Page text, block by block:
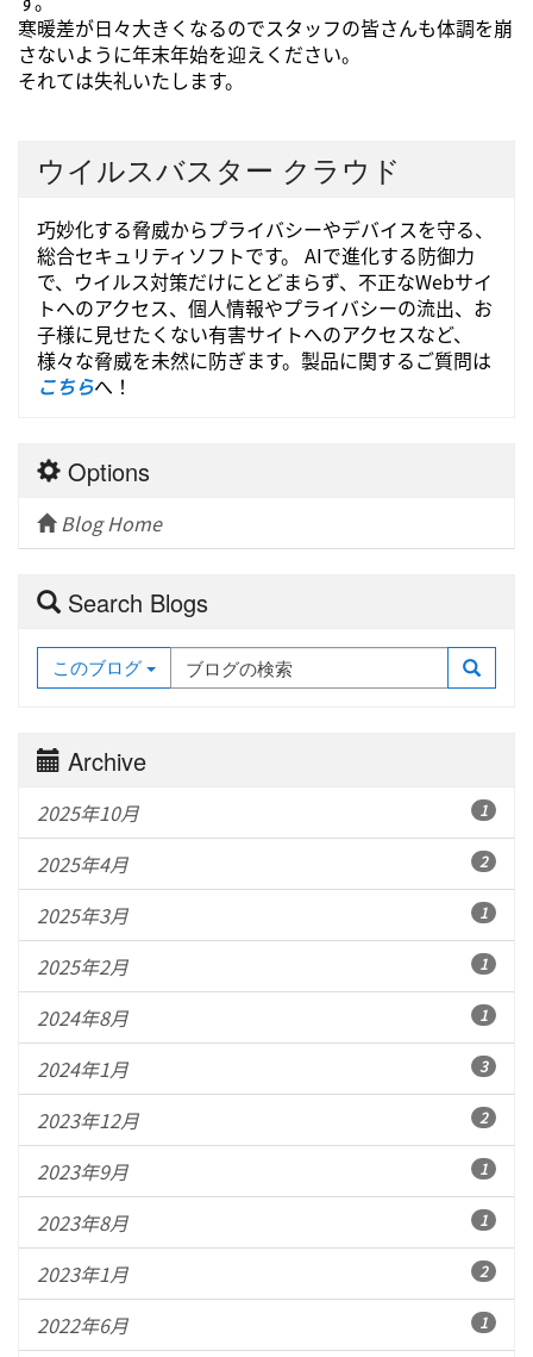
寒暖差が日々大きくなるのでスタッフの皆さんも体調を崩
さないように年末年始を迎えください。
それては失礼いたします。
ウイルスバスター クラウド
巧妙化する脅威からプライバシーやデバイスを守る、
総合セキュリティソフトです。 AIで進化する防御力
で、ウイルス対策だけにとどまらず、不正なWebサイ
トへのアクセス、個人情報やプライバシーの流出、お
子様に見せたくない有害サイトへのアクセスなど、
様々な脅威を未然に防ぎます。製品に関するご質問は
こちらへ！
Options
Blog Home
Search Blogs
このブログ
Archive
2025年10月 1
2025年4月 2
2025年3月 1
2025年2月 1
2024年8月 1
2024年1月 3
2023年12月 2
2023年9月 1
2023年8月 1
2023年1月 2
2022年6月 1